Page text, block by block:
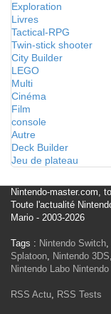
Exploration
Livres
Tactical-RPG
Twin-stick shooter
City Builder
LEGO
Multi
Cinéma
Film
console
Autre
Deck Builder
Jeu de plateau
Nintendo-master.com,
Toute l'actualité
Mario - 2003-2026
Tags : Nintendo Switch,
Splatoon, Nintendo 3DS,
Nintendo Labo
RSS Actu, RSS Tests